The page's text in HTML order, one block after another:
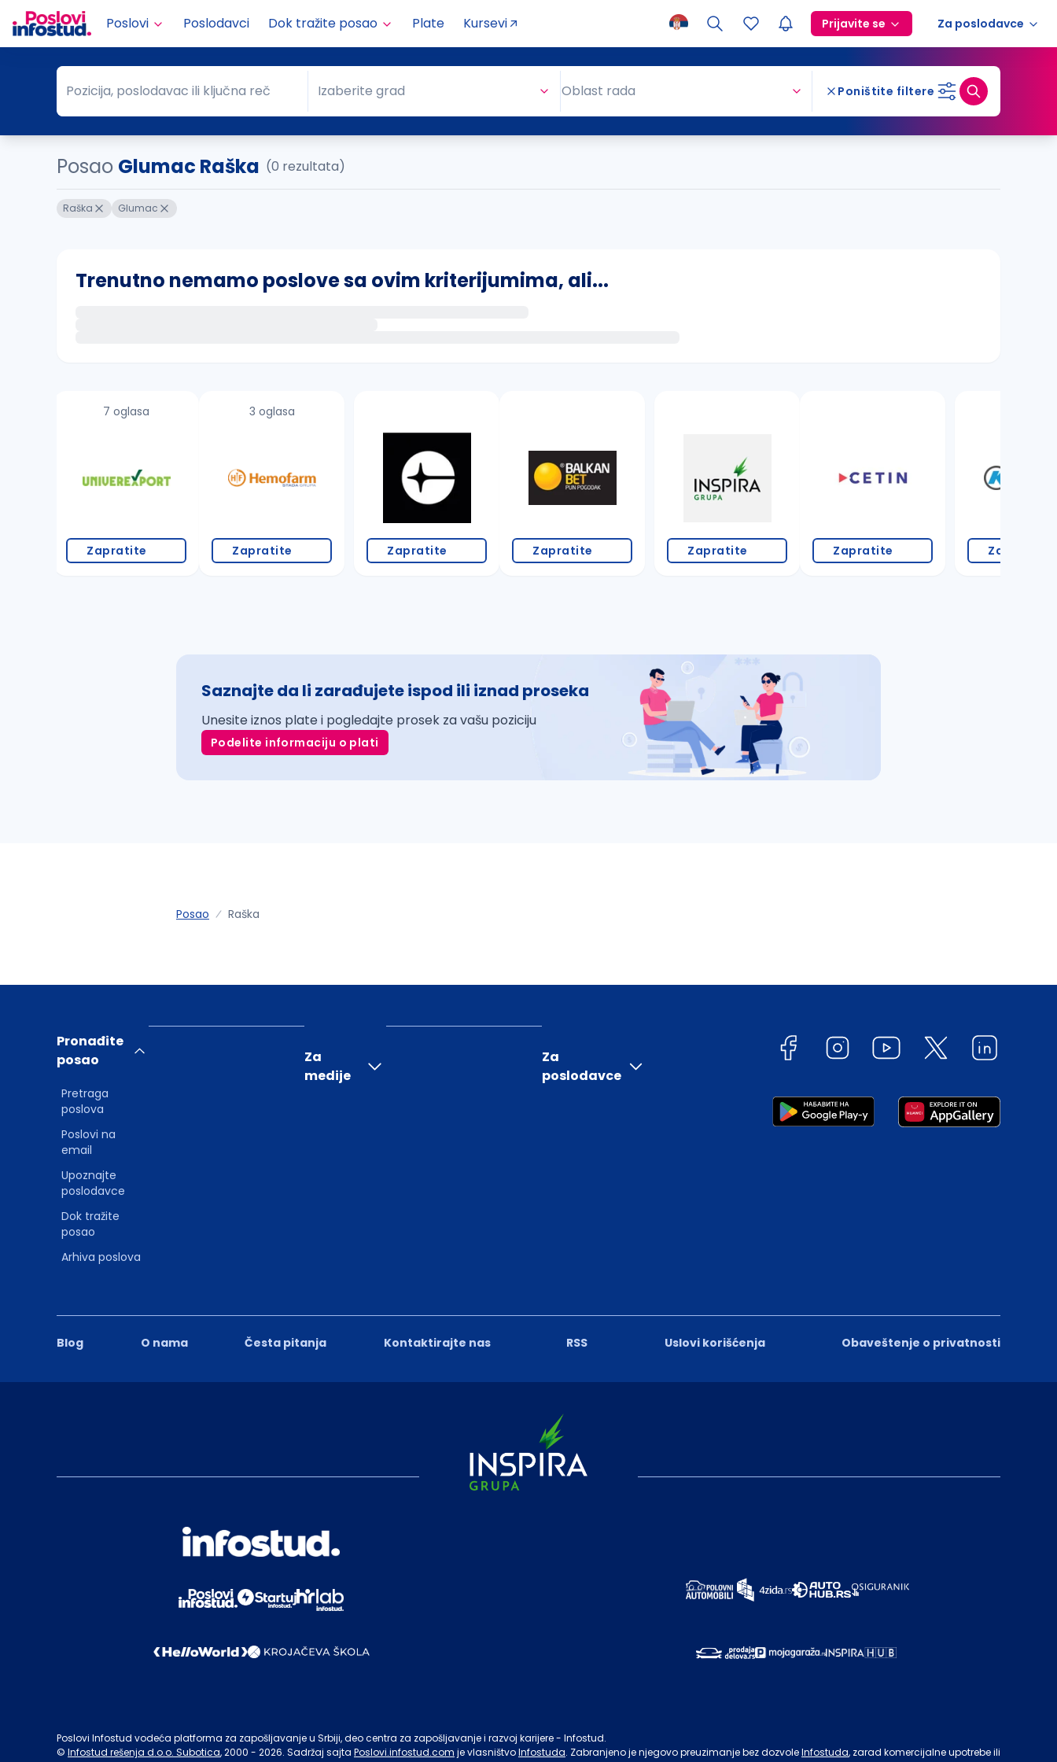
Poslovi Poslodavci Dok tražite posao Plate Kursevi Prijavite se Za poslodavce
Pozicija, poslodavac ili ključna reč
Pozicija, poslodavac ili ključna reč Grad
Izaberite grad Oblast rada Poništite filtere
Posao Glumac Raška (0 rezultata)
Raška Glumac
Trenutno nemamo poslove sa ovim kriterijumima, ali...
proverite pravopisne greške (koristite č, ć, š, đ, ž, dž)
7 oglasa
Zapratite
3 oglasa
Zapratite Zapratite Zapratite Zapratite Zapratite Zapratite
Saznajte da li zarađujete ispod ili iznad proseka
Unesite iznos plate i pogledajte prosek za vašu poziciju
Podelite informaciju o plati
Posao Raška
Blog O nama Česta pitanja Kontaktirajte nas RSS Uslovi korišćenja Obaveštenje o privatnosti
Pronađite
posao
Pretraga
poslova
Poslovi na
email
Upoznajte
poslodavce
Dok tražite
posao
Arhiva poslova
Za
medije
Za
poslodavce
Poslovi Infostud vodeća platforma za zapošljavanje u Srbiji, deo centra za zapošljavanje i razvoj karijere - Infostud.
© Infostud rešenja d.o.o. Subotica, 2000 - 2026. Sadržaj sajta Poslovi.infostud.com je vlasništvoInfostuda. Zabranjeno je njegovo preuzimanje bez dozvoleInfostuda, zarad komercijalne upotrebe ili